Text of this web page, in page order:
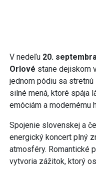
V nedeľu 20.
Orlové stane dejiskom
jednom pódiu sa stretnú
silné mená, ktoré spája
emóciám a modernému
Spojenie slovenskej a
energický koncert plný
atmosféry. Romantické
vytvoria zážitok, ktorý